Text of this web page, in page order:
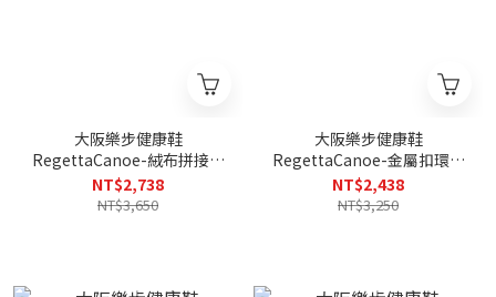
大阪樂步健康鞋
RegettaCanoe-絨布拼接繫
帶休閒鞋
CJSR7206(BLK/BLK-純黑)
NT$2,738
NT$3,650
大阪樂步健康鞋
RegettaCanoe-金屬扣環中
筒雨靴CCRB001(KHA-卡其
色)
NT$2,438
NT$3,250